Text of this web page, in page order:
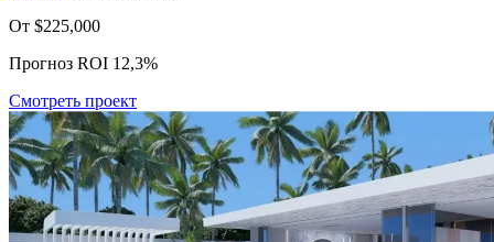
От $225,000
Прогноз ROI 12,3%
Смотреть проект